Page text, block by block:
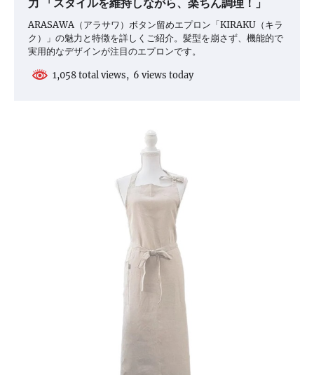
力 「スタイルを維持しながら、楽ちん調理！」
ARASAWA（アラサワ）ボタン留めエプロン「KIRAKU（キラ
ク）」の魅力と特徴を詳しくご紹介。髪型を崩さず、機能的で
実用的なデザインが注目のエプロンです。
1,058 total views, 6 views today